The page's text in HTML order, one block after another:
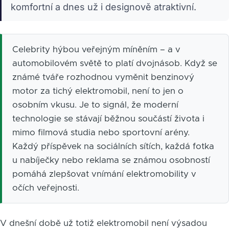
komfortní a dnes už i designově atraktivní.
Celebrity hýbou veřejným míněním – a v
automobilovém světě to platí dvojnásob. Když se
známé tváře rozhodnou vyměnit benzinový
motor za tichý elektromobil, není to jen o
osobním vkusu. Je to signál, že moderní
technologie se stávají běžnou součástí života i
mimo filmová studia nebo sportovní arény.
Každý příspěvek na sociálních sítích, každá fotka
u nabíječky nebo reklama se známou osobností
pomáhá zlepšovat vnímání elektromobility v
očích veřejnosti.
V dnešní době už totiž elektromobil není výsadou